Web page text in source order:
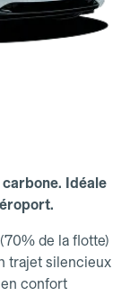
Idéale
de la flotte)
trajet silencieux
confort